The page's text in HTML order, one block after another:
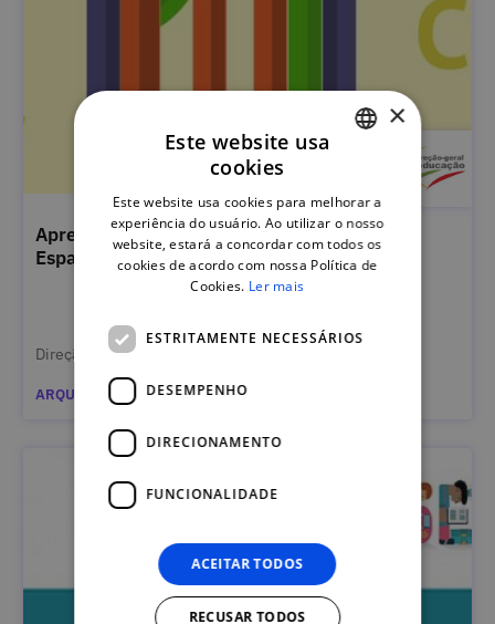
Aprendizagem Ativa e Ensino Inovador em
Espaços flexíveis de aprendizagem
Direção-Geral da Educação
ARQUIVADO
ENGLISH
×
Este website usa
cookies
Este website usa cookies para melhorar a
experiência do usuário. Ao utilizar o nosso
website, estará a concordar com todos os
cookies de acordo com nossa Política de
Cookies. Ler mais
ESTRITAMENTE NECESSÁRIOS
DESEMPENHO
DIRECIONAMENTO
FUNCIONALIDADE
ACEITAR TODOS
RECUSAR TODOS